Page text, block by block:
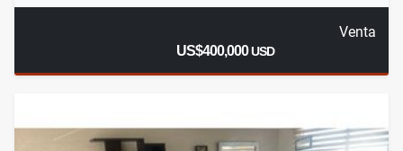
Venta
US$400,000USD